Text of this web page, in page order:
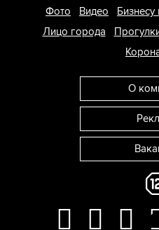
Фото Видео Бизнесу
Лицо города
О